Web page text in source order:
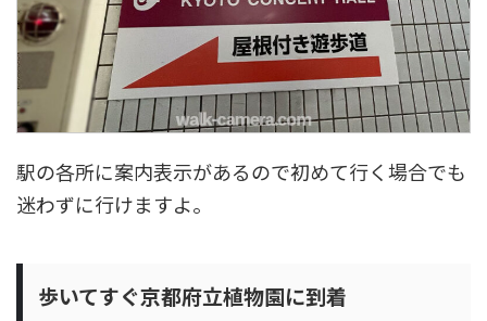
駅の各所に案内表示があるので初めて行く場合でも
迷わずに行けますよ。
歩いてすぐ京都府立植物園に到着